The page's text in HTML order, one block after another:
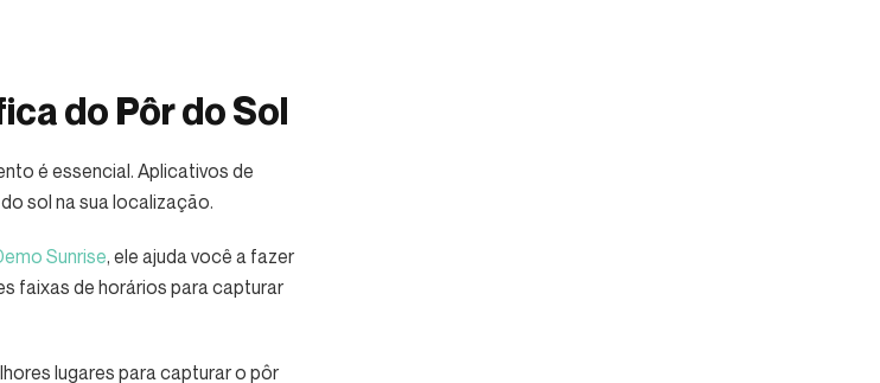
do Pôr do Sol
é essencial. Aplicativos de
sol na sua localização.
Sunrise, ele ajuda você a fazer
faixas de horários para capturar
lugares para capturar o pôr